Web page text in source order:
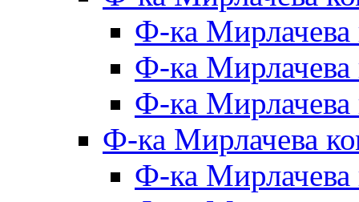
Ф-ка
Ф-ка Мирлачева
Ф-ка Мирлачева
Ф-ка Мирлачева
Ф-ка